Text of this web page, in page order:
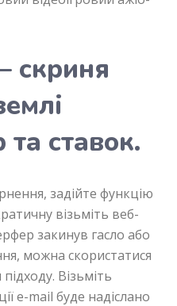
скриня
та ставок.
задійте функцію
візьміть веб-
закинув гасло або
можна скористатися
Візьміть
e-mail буде надіслано